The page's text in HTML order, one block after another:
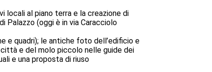
locali al piano terra e la creazione di
Palazzo (oggi è in via Caracciolo
e quadri); le antiche foto dell’edificio e
e del molo piccolo nelle guide dei
e una proposta di riuso